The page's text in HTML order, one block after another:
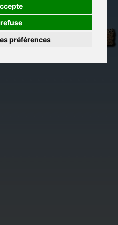
préférences
Activités
détente et jeux
Objets déco et